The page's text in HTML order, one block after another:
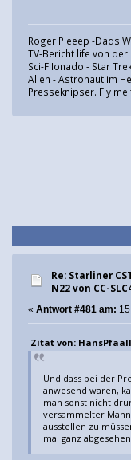
Roger Pieeep -Dads
TV-Bericht life von
Sci-FiIonado - Star
Alien - Astronaut im
Presseknipser. Fly
Re: Starliner
N22 von CC-
« Antwort #481 am:
Zitat von: HansPfaall
Und dass bei der
anwesend waren,
man sonst nicht
versammelter
ausstellen zu
mal ganz